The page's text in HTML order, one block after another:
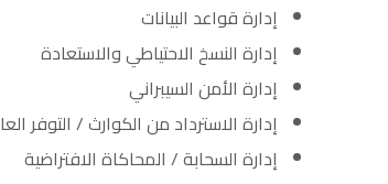
إدارة قواعد البيانات
إدارة النسخ الاحتياطي والاستعادة
إدارة الأمن السيبراني
إدارة الاسترداد من الكوارث / التوفر
إدارة السحابة / المحاكاة الافتراضية